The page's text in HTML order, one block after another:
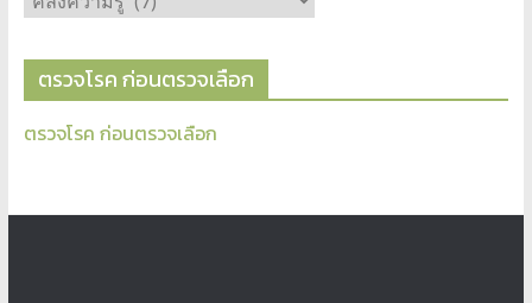
ตรวจโรค ก่อนตรวจเลือก
ตรวจโรค ก่อนตรวจเลือก